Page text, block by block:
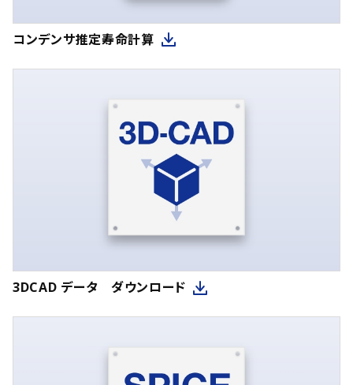
コンデンサ推定寿命計算
3DCAD データ ダウンロード